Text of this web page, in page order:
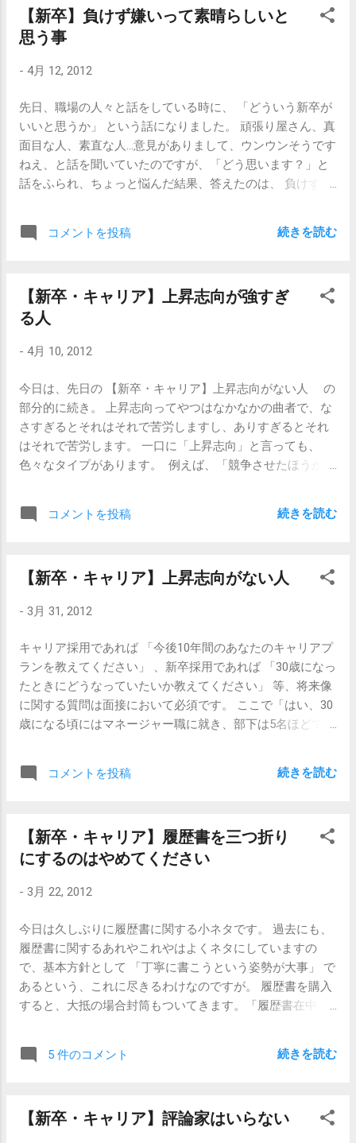
るのか
時間とかね。考えられる？君、そんなに勉強したことあ
る？」 「プルプル（いえ、ないです。）」 「それでも、司
よ。努力がどうこうの問題もあるけど、金銭的に本人が勉
強し続けられる環境を周囲が用意できるかどうかという問
題もあるし、 年数が経つにつれ両親が年を取ったりしてい
くと、本人の気持ちも焦るよね。」 「はあ、なるほど。気
楽に生きてる自分には想像つかない世界です。」 「だか
ら、司法試験を諦めた人に対して、『へー、諦めるんです
か。本当にいいんですか？』みたいな態度は実に失礼なん
が、最近は、もうちょっとあるよなあ、と思っています。
保育士と調理師です。 保育士さんは、肉体的にも精神的に
すし、調理師はいざとなったら最近の和食ブームに乗って
不思議なことに「就職難に伴って、保育士の資格が大人
気！」「調理師免許は今やステータス？」みたいなニュー
スは聞きません。 おそらく、保育士も調理師も、「好きな
人」が志すものであって、興味がないけど就職のために、
と目指すことはあまりないからなのではないかと思いま
です。 別に興味はないけど就職に有利なんじゃないかと思
残念ながら、持っているだけで事務職に採用されやすくな
る資格、なんていうのはないのです。もし資格を取ったと
いやほんと、残念ながら。 【関連記事】 【新卒・キャリ
ア】資格って、正直そんなに重用じゃないと思う事
【新卒】負けず嫌いって素晴らしいと
思う事
- 4月 12, 2012
先日、職場の人々と話をしている時に、 「どういう新卒が
いいと思うか」 という話になりました。 頑張り屋さん、真
面目な人、素直な人…意見がありまして、ウンウンそうです
ねえ、と話を聞いていたのですが、「どう思います？」と
話をふられ、ちょっと悩んだ結果、答えたのは、 負けず嫌
と、自分の勤める企業の業界でのポジショニング、関わっ
ている製品の価値、社内での自分の立場…、そういった自分
なんだということも。 そうなってくると、 「まあ、こんな
もんかな」という一種の妥協点と言いますか、落としどこ
分なりの達成できそうなゴールをチラ見しながら生活して
まみれて理想を忘れていくのです。 もちろん、理想を忘れ
ず大志を成す人もいるわけですが、平々凡々な社会人とし
ての現実感としてはそんな感じです。 ですが、そこに、
「うちはあそこの会社に負けてるじゃないですか。もっと
こういう風にすべきだと思うんです！」「1番を目指せるよ
という汚れを知らない意見を言う新卒さんが入ってくる
と、口では「お前なー、甘いんだよ。」とは言いつつも、
いい新卒さんで、「ですよねえ、うちは所詮、業界3番手で
すからねえ。」みたいなことを言っていると、なんだか逆
いいや」みたいなことを言いつつ、心の中で「だから最近
の若い奴らは…」とつぶやくことになります。 自らの希望
や野望や努力のなさを棚にあげているくせに、それを新卒
さんたちには求めている汚い大人の姿勢が丸出しではあり
ますが、やっぱりそういう仕事に対する負けず嫌いさって
平凡なサラリーマン視点なので、夢と希望いっぱいの新卒
コメントを投稿 続きを読む
【新卒・キャリア】上昇志向が強すぎ
る人
- 4月 10, 2012
今日は、先日の 【新卒・キャリア】上昇志向がない人 の
部分的に続き。 上昇志向ってやつはなかなかの曲者で、な
さすぎるとそれはそれで苦労しますし、ありすぎるとそれ
はそれで苦労します。 一口に「上昇志向」と言っても、
色々なタイプがあります。 例えば、「競争させたほうが伸
ない、という「並列からの脱却」（言葉が変ですけど）と
と比べるよりも、過去の自分自身と比較したほうがよい、
今日はこのぐらいいけるかな？」と言われると燃えるタイ
人間のタイプ論として一般的なものですが、私が理解して
いる「上昇志向が強すぎる人」というのは、どちらとも少
し違います。 上昇志向が強すぎる人というのは、 何かに取
り憑かれたように上を目指し、自らを叱咤激励し、犠牲を
ものともせず、自分を上へ上へと導こうとする人達 です。
に入れることはないように見えます。 私が今までに出会っ
等感を抱えていることが多いように思います。 もちろん、
このエンジンがうまく動いている時には、とてつもない威
力を発揮します。他の誰よりも必死に、それも長時間働
き、成果に対しても貪欲だからです。 ただ、何かにつまづ
られなかったりすると、 その強力すぎるエンジンをもてあ
ましてしまいます。 もし、就職・転職活動中のあなたが、
こういう志向を持っている方だとしたら、まずは辛抱する
ことが肝心です。いつかきっと花開くときがくるはずなの
で、そのためのチャンスを逃す事ないよう、自暴自棄にな
は、こういう燃えるような上昇志向を秘めた人達が多かっ
コメントを投稿 続きを読む
【新卒・キャリア】上昇志向がない人
- 3月 31, 2012
キャリア採用であれば 「今後10年間のあなたのキャリアプ
ランを教えてください」 、新卒採用であれば 「30歳になっ
たときにどうなっていたいか教えてください」 等、将来像
に関する質問は面接において必須です。 ここで「はい、30
歳になる頃にはマネージャー職に就き、部下は5名ほどでし
います。」といったようなことを本心から言えればいいの
でしょうが、残念ながら私はそういうタイプではありませ
ので。偉くなりたいなんて、全く思っていませんでした。
新卒採用の時にはそんな感じでしたが何とか就職し、その
した。 しかし、相変わらず「偉くなりたい」という思いは
しています。それは別段イヤイヤやっているわけではな
く、必要だと思ったのでやらせてもらっています。 新卒に
しろキャリアにしろ、面接の場では自分を偽ることもある
と思います。 「こういうことができます。」「こういうこ
とをしてきました。」という事実を偽ると経歴詐称になり
志向を相手の会社にあわせて偽ることが多いと思います。
キャリア採用であれば10人中7人が「将来、御社の中で責任
して活躍していたい」と言います。 それら全てが嘘だとは
コメントを投稿 続きを読む
【新卒・キャリア】履歴書を三つ折り
にするのはやめてください
- 3月 22, 2012
今日は久しぶりに履歴書に関する小ネタです。 過去にも、
履歴書に関するあれやこれやはよくネタにしていますの
で、基本方針として 「丁寧に書こうという姿勢が大事」 で
あるという、これに尽きるわけなのですが。 履歴書を購入
すると、大抵の場合封筒もついてきます。「履歴書在中」
けで、あとは通常サイズの封筒が1つか2つ付いていたりし
三つ折り・四つ折りにされると、何かとかさばって大変な
5 件のコメント 続きを読む
【新卒・キャリア】評論家はいらない